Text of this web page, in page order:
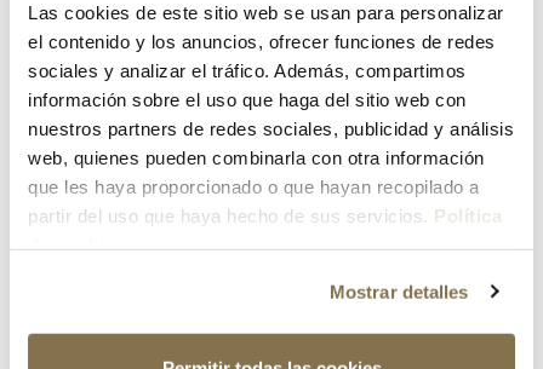
Las cookies de este sitio web se usan para personalizar
el contenido y los anuncios, ofrecer funciones de redes
sociales y analizar el tráfico. Además, compartimos
información sobre el uso que haga del sitio web con
nuestros partners de redes sociales, publicidad y análisis
web, quienes pueden combinarla con otra información
que les haya proporcionado o que hayan recopilado a
partir del uso que haya hecho de sus servicios. Política
Mostrar detalles
¿Has olvidado tu contraseña?